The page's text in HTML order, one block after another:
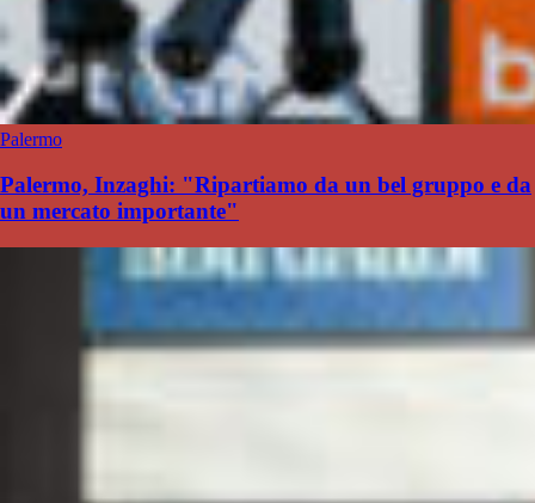
Palermo
Palermo, Inzaghi: "Ripartiamo da un bel gruppo e da
un mercato importante"